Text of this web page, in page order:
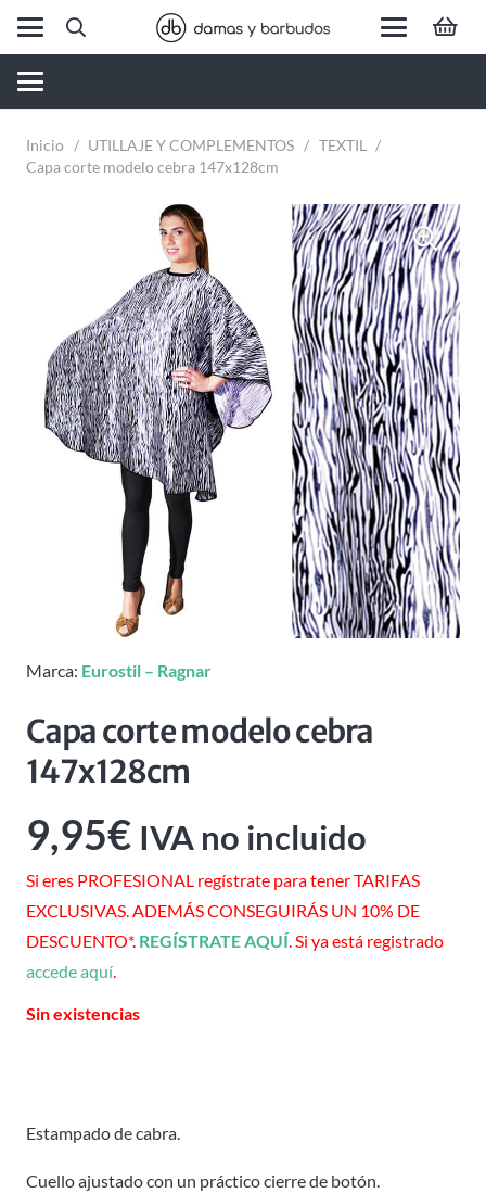
Inicio / UTILLAJE Y COMPLEMENTOS / TEXTIL
/
Capa corte modelo cebra 147x128cm
Marca: Eurostil – Ragnar
Capa corte modelo cebra
147x128cm
9,95€ IVA no incluido
Si eres PROFESIONAL regístrate para tener TARIFAS
EXCLUSIVAS. ADEMÁS CONSEGUIRÁS UN 10% DE
DESCUENTO*. REGÍSTRATE AQUÍ. Si ya está registrado
accede aquí.
Sin existencias
Estampado de cabra.
Cuello ajustado con un práctico cierre de botón.